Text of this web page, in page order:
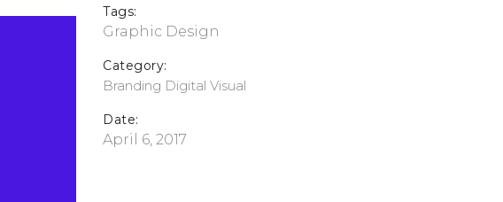
Tags:
Graphic Design
Category:
Branding Digital Visual
Date:
April 6, 2017